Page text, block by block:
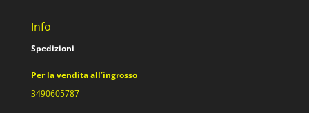
Info
Spedizioni
Per la vendita all’ingrosso
3490605787